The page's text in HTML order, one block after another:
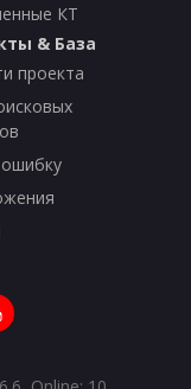
КТ
& База
проекта